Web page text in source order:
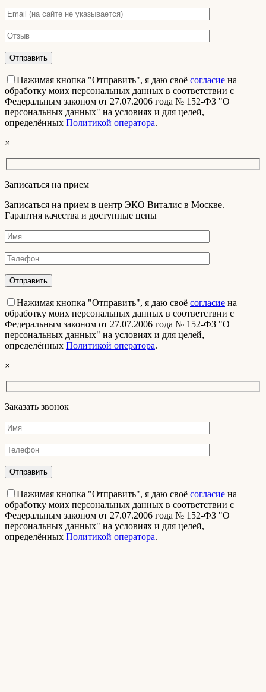
Нажимая кнопка "Отправить", я даю своё согласие на
обработку моих персональных данных в соответствии с
Федеральным законом от 27.07.2006 года № 152-ФЗ "О
персональных данных" на условиях и для целей,
определённых Политикой оператора.
×
Записаться на прием
Записаться на прием в центр ЭКО Виталис в Москве.
Гарантия качества и доступные цены
Нажимая кнопка "Отправить", я даю своё согласие на
обработку моих персональных данных в соответствии с
Федеральным законом от 27.07.2006 года № 152-ФЗ "О
персональных данных" на условиях и для целей,
определённых Политикой оператора.
×
Заказать звонок
Нажимая кнопка "Отправить", я даю своё согласие на
обработку моих персональных данных в соответствии с
Федеральным законом от 27.07.2006 года № 152-ФЗ "О
персональных данных" на условиях и для целей,
определённых Политикой оператора.